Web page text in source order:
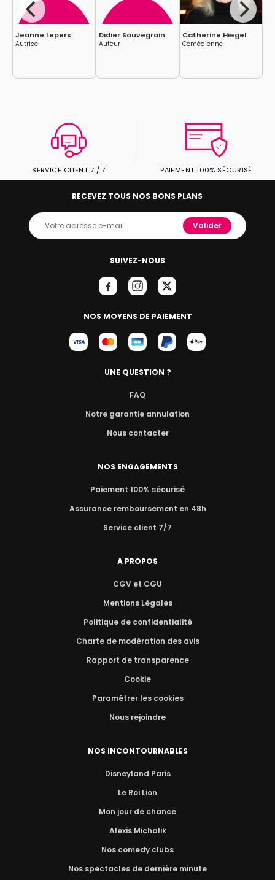
Jeanne Lepers
Autrice
Didier Sauvegrain
Auteur
Catherine Hiegel
Comédienne
SERVICE CLIENT 7 / 7 PAIEMENT 100% SÉCURISÉ
SUIVEZ-NOUS
NOS MOYENS DE PAIEMENT
RECEVEZ TOUS NOS BONS PLANS
Valider
UNE QUESTION ?
FAQ
Notre garantie annulation
Nous contacter
NOS ENGAGEMENTS
Paiement 100% sécurisé
Assurance remboursement en 48h
Service client 7/7
A PROPOS
CGV et CGU
Mentions Légales
Politique de confidentialité
Charte de modération des avis
Rapport de transparence
Cookie
Paramétrer les cookies
Nous rejoindre
NOS INCONTOURNABLES
Disneyland Paris
Le Roi Lion
Mon jour de chance
Alexis Michalik
Nos comedy clubs
Nos spectacles de dernière minute